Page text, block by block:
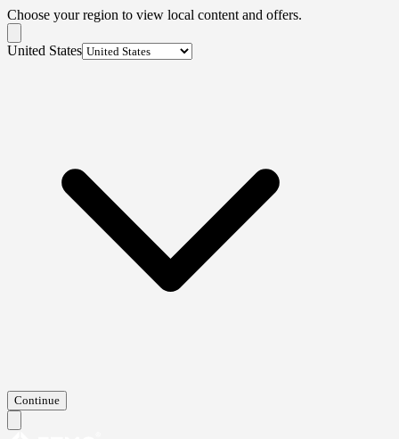
Choose your region to view local content and offers.
United States
Continue